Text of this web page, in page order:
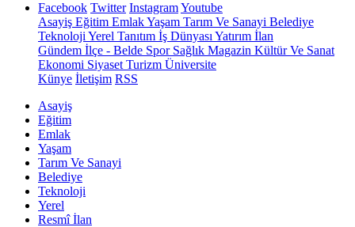
Facebook Twitter InstagramYoutube
Asayiş Eğitim EmlakYaşam Tarım Ve Sanayi Belediye
Teknoloji Yerel Tanıtım İş Dünyası Yatırım İlan
Gündem İlçe - Belde SporSağlık Magazin Kültür Ve Sanat
Ekonomi Siyaset Turizm Üniversite
Künye İletişim RSS
Asayiş
Eğitim
Emlak
Yaşam
Tarım Ve Sanayi
Belediye
Teknoloji
Yerel
Resmî İlan